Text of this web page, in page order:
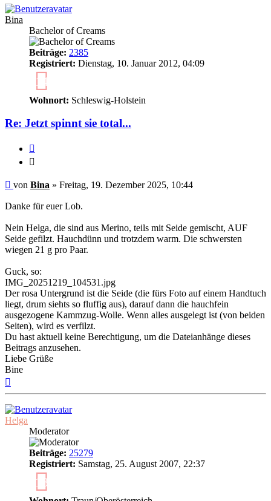
Bina
Bachelor of Creams
Beiträge: 2385
Registriert: Dienstag, 10. Januar 2012, 04:09
14
Wohnort: Schleswig-Holstein
Re: Jetzt spinnt sie total...
Ungelesener
von Bina » Freitag, 19. Dezember 2025, 10:44
Danke für euer Lob.
Nein Helga, die sind aus Merino, teils mit Seide gemischt, AUF
Seide gefilzt. Hauchdünn und trotzdem warm. Die schwersten
wiegen 21 g pro Paar.
Guck, so:
IMG_20251219_104531.jpg
Der rosa Untergrund ist die Seide (die fürs Foto auf einem Handtuch
liegt, drum siehts so fluffig aus), darauf dann die hauchfein
ausgezogene Kammzug-Wolle. Wenn alles ausgelegt ist (von beiden
Seiten), wird es verfilzt.
Du hast aktuell keine Berechtigung, um die Dateianhänge dieses
Beitrags anzusehen.
Liebe Grüße
Bine
Helga
Moderator
Beiträge: 25279
Registriert: Samstag, 25. August 2007, 22:37
18